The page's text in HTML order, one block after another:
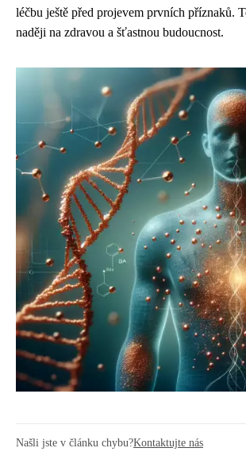
léčbu ještě před projevem prvních příznaků.
naději na zdravou a šťastnou budoucnost.
Našli jste v článku chybu?Kontaktujte nás